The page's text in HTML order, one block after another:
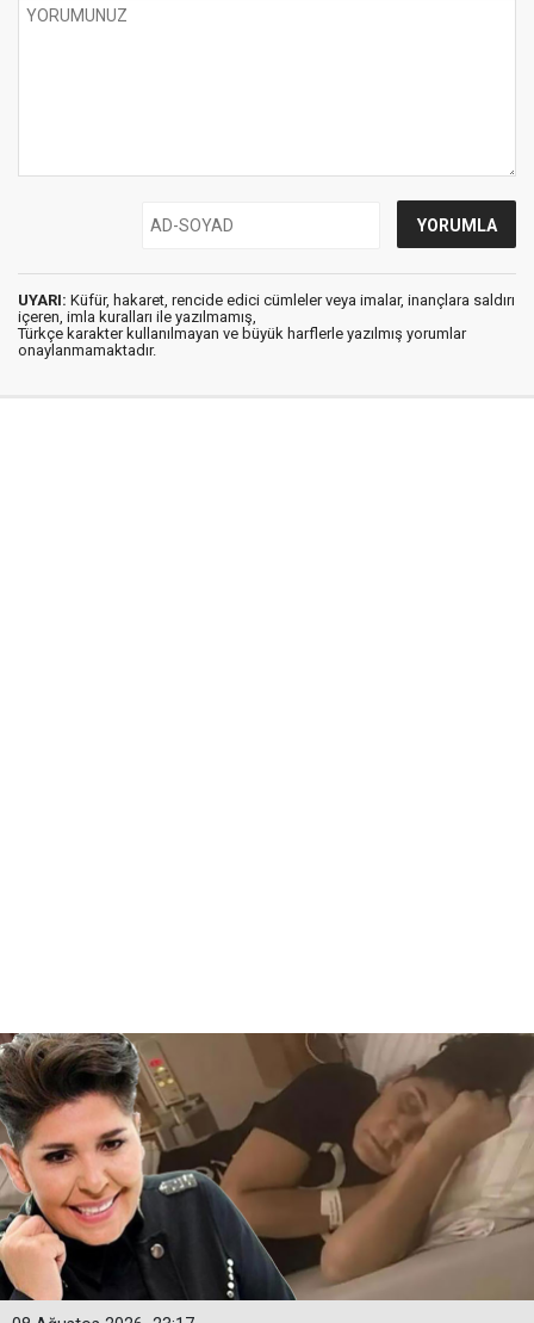
UYARI: Küfür, hakaret, rencide edici cümleler veya imalar, inançlara saldırı
içeren, imla kuralları ile yazılmamış,
Türkçe karakter kullanılmayan ve büyük harflerle yazılmış yorumlar
onaylanmamaktadır.